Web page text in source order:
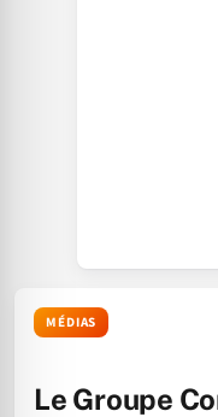
MÉDIAS
Le Groupe